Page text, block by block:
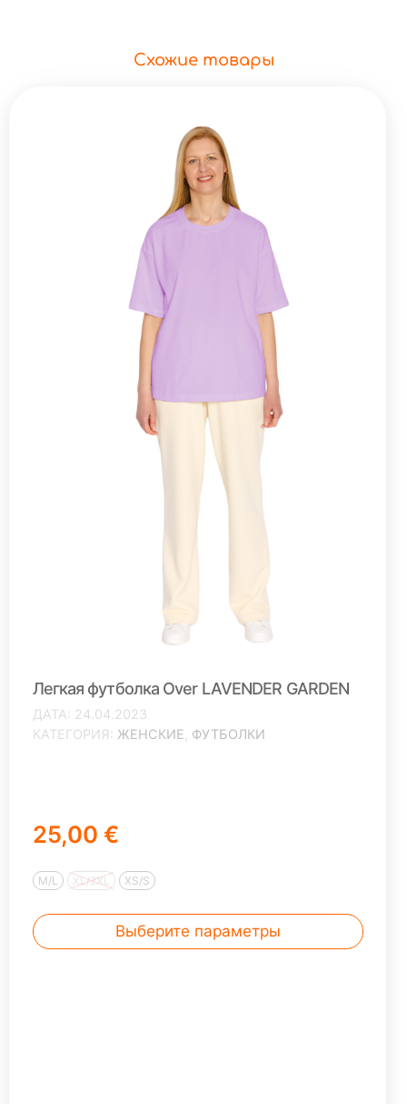
Схожие товары
Легкая футболка Over LAVENDER GARDEN
ДАТА
24.04.2023
КАТЕГОРИЯ
ЖЕНСКИЕ ФУТБОЛКИ
25,00 €
M/L XL/2XL XS/S
Выберите параметры